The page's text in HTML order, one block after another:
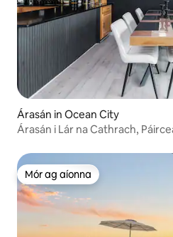
Árasán in Ocean City
Árasán i Lár na Cathrach,
Mór ag aíonna
Mór ag aíonna